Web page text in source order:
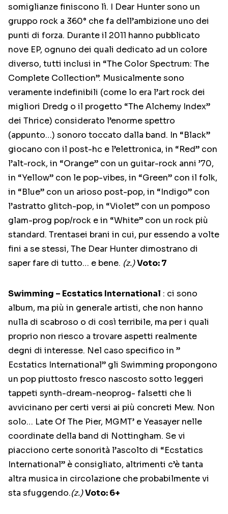
somiglianze finiscono lì. I Dear Hunter sono un
gruppo rock a 360° che fa dell’ambizione uno dei
punti di forza. Durante il 2011 hanno pubblicato
nove EP, ognuno dei quali dedicato ad un colore
diverso, tutti inclusi in “The Color Spectrum: The
Complete Collection”. Musicalmente sono
veramente indefinibili (come lo era l’art rock dei
migliori Dredg o il progetto “The Alchemy Index”
dei Thrice) considerato l’enorme spettro
(appunto…) sonoro toccato dalla band. In “Black”
giocano con il post-hc e l’elettronica, in “Red” con
l’alt-rock, in “Orange” con un guitar-rock anni ’70,
in “Yellow” con le pop-vibes, in “Green” con il folk,
in “Blue” con un arioso post-pop, in “Indigo” con
l’astratto glitch-pop, in “Violet” con un pomposo
glam-prog pop/rock e in “White” con un rock più
standard. Trentasei brani in cui, pur essendo a volte
fini a se stessi, The Dear Hunter dimostrano di
saper fare di tutto… e bene. (z.)Voto: 7
Swimming – Ecstatics International : ci sono
album, ma più in generale artisti, che non hanno
nulla di scabroso o di così terribile, ma per i quali
proprio non riesco a trovare aspetti realmente
degni di interesse. Nel caso specifico in ”
Ecstatics International” gli Swimming propongono
un pop piuttosto fresco nascosto sotto leggeri
tappeti synth-dream-neoprog- falsetti che li
avvicinano per certi versi ai più concreti Mew. Non
solo… Late Of The Pier, MGMT’ e Yeasayer nelle
coordinate della band di Nottingham. Se vi
piacciono certe sonorità l’ascolto di “Ecstatics
International” è consigliato, altrimenti c’è tanta
altra musica in circolazione che probabilmente vi
sta sfuggendo.(z.)Voto: 6+